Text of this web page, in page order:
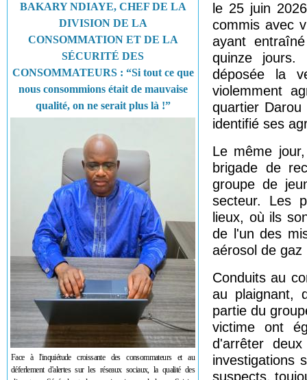
BAKARY NDIAYE, CHEF DE LA
DIVISION DE LA
CONSOMMATION ET DE LA
SÉCURITÉ DES
CONSOMMATEURS : “Si tout ce que
nous consommions était de mauvaise
qualité, on ne serait plus là !”
Face à l'inquiétude croissante des consommateurs et au
déferlement d'alertes sur les réseaux sociaux, la qualité des
le 25 juin
commis avec
ayant
quinze jours.
déposée la
violemment
quartier Darou
identifié ses
Le même
brigade de
groupe de
secteur. Les
lieux, où ils
de l'un des
aérosol de gaz
Conduits au
au plaignant,
partie du
victime ont
d'arrêter
investigations
suspects,